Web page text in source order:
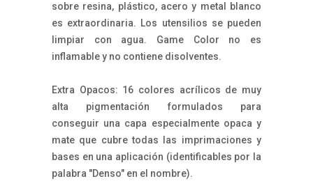
sobre resina, plástico, acero y metal blanco
es extraordinaria. Los utensilios se pueden
limpiar con agua. Game Color no es
inflamable y no contiene disolventes.
Extra Opacos: 16 colores acrílicos de muy
alta pigmentación formulados para
conseguir una capa especialmente opaca y
mate que cubre todas las imprimaciones y
bases en una aplicación (identificables por la
palabra "Denso" en el nombre).